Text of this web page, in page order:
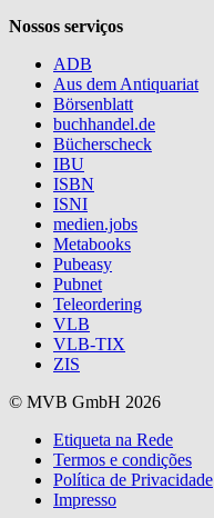
Nossos serviços
ADB
Aus dem Antiquariat
Börsenblatt
buchhandel.de
Bücherscheck
IBU
ISBN
ISNI
medien.jobs
Metabooks
Pubeasy
Pubnet
Teleordering
VLB
VLB-TIX
ZIS
© MVB GmbH 2026
Etiqueta na Rede
Termos e condições
Política de Privacidade
Impresso